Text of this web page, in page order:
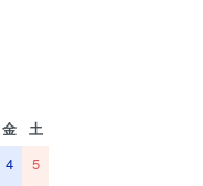
金
土
4
5